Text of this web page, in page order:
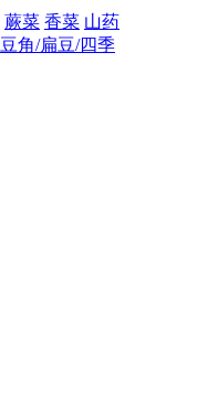
蕨菜 香菜 山药
豆角/扁豆/四季